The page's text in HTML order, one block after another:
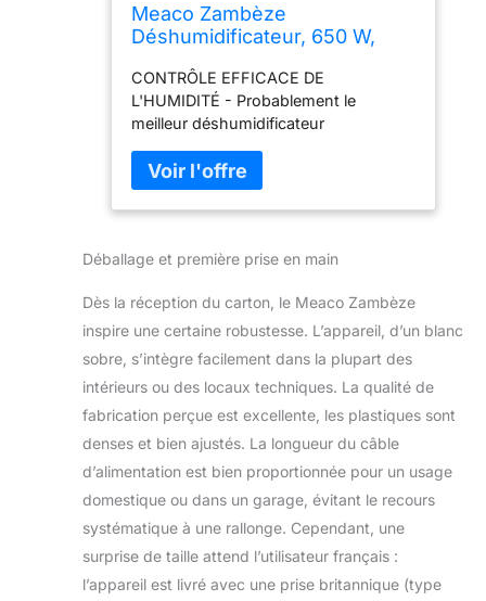
Meaco Zambèze
Déshumidificateur, 650 W,
CONTRÔLE EFFICACE DE
L'HUMIDITÉ - Probablement le
meilleur déshumidificateur
monde, le Meaco DD8L Zambezi, riche
en fonctionnalités, est excellent pour
l’extraction de l'eau, est économe en
PREMIÈRES MONDIALES - Le premier
domestique basse consommation à
disposer : d'un affichage numérique,
d'un ioniseur stérilisant, des fonctions
exclusives Meaco Buanderie
Économe+ et d’allumage
automatique, le premier à disposer de
la commande unique Meaco 20+ et à
avoir une minuterie quotidienne ainsi
TRAITEMENT DE TOUS LES MILIEUX
- Partout où vous avez un problème
d'humidité ou de condensation, de la
maison au garage, au bateau ou à la
Déballage et première prise en main
Dès la réception du carton, le Meaco Zambèze
inspire une certaine robustesse. L’appareil, d’un blanc
sobre, s’intègre facilement dans la plupart des
intérieurs ou des locaux techniques. La qualité de
fabrication perçue est excellente, les plastiques sont
denses et bien ajustés. La longueur du câble
d’alimentation est bien proportionnée pour un usage
domestique ou dans un garage, évitant le recours
systématique à une rallonge. Cependant, une
surprise de taille attend l’utilisateur français :
l’appareil est livré avec une prise britannique (type